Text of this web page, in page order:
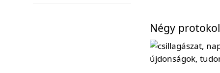
Négy